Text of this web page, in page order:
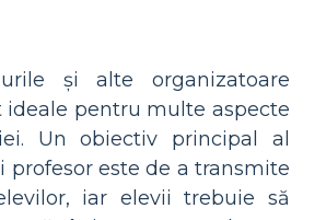
urile și alte organizatoare
ideale pentru multe aspecte
Un obiectiv principal al
profesor este de a transmite
iar elevii trebuie să